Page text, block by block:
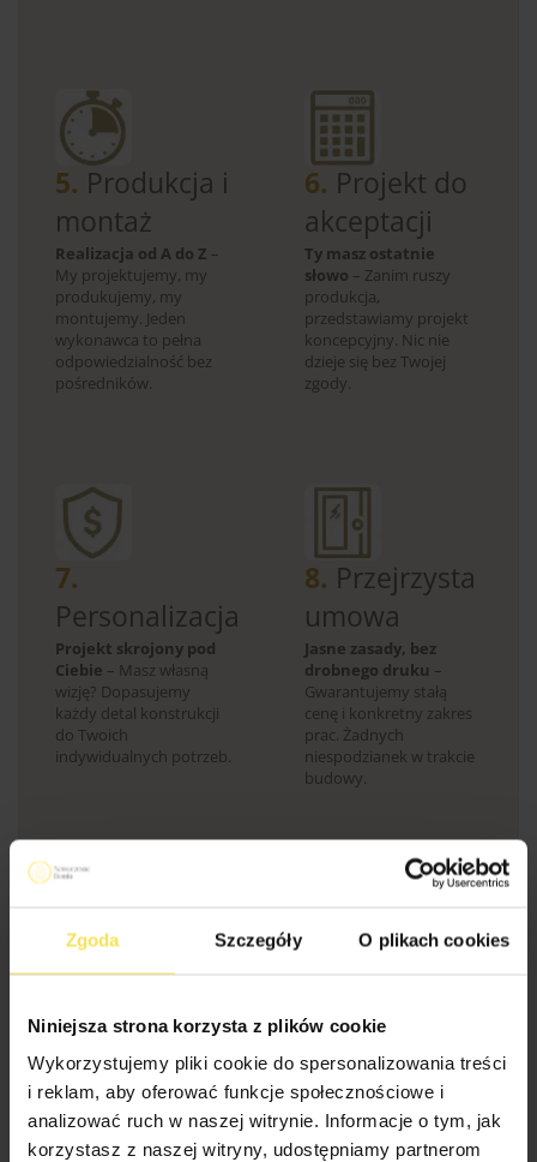
Zgoda Szczegóły O plikach cookies
Niniejsza strona korzysta z plików cookie
Wykorzystujemy pliki cookie do spersonalizowania treści
i reklam, aby oferować funkcje społecznościowe i
analizować ruch w naszej witrynie. Informacje o tym, jak
korzystasz z naszej witryny, udostępniamy partnerom
5. Produkcja i
montaż
Realizacja od A do Z –
My projektujemy, my
produkujemy, my
montujemy. Jeden
wykonawca to pełna
odpowiedzialność bez
pośredników.
6. Projekt do
akceptacji
Ty masz ostatnie
słowo – Zanim ruszy
produkcja,
przedstawiamy projekt
koncepcyjny. Nic nie
dzieje się bez Twojej
zgody.
7.
Personalizacja
Projekt skrojony pod
Ciebie – Masz własną
wizję? Dopasujemy
każdy detal konstrukcji
do Twoich
indywidualnych potrzeb.
8. Przejrzysta
umowa
Jasne zasady, bez
drobnego druku –
Gwarantujemy stałą
cenę i konkretny zakres
prac. Żadnych
niespodzianek w trakcie
budowy.
9.
Certyfikowane
drewno
Najwyższa jakość
surowca– Budujemy z
drewna
skandynawskiego (C24,